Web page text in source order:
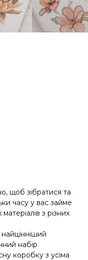
щоб зібратися та
часу у вас займе
з різних
набір
коробку з усіма